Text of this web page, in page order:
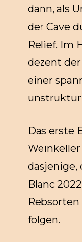
dann, als
der Cave
Relief. Im
dezent
einer
Das erste
dasjenige,
Blanc
folgen.